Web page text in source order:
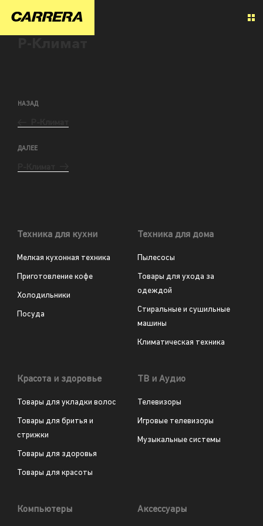
НАЗАД
ДАЛЕЕ
Техника для кухни
Мелкая кухонная техника
Приготовление кофе
Холодильники
Посуда
Техника для дома
Пылесосы
Товары для ухода за
одеждой
Стиральные и сушильные
машины
Климатическая техника
Красота и здоровье
Товары для укладки волос
Товары для бритья и
стрижки
Товары для здоровья
Товары для красоты
ТВ и Аудио
Телевизоры
Игровые телевизоры
Музыкальные системы
Компьютеры Аксессуары